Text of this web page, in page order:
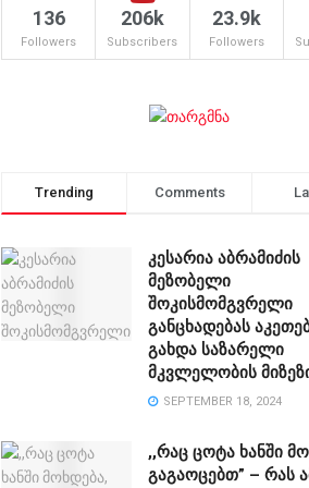
136
Followers
206k
Subscribers
23.9k
Followers
Trending Comments
კესარია აბრამიძის
მეზობელი
შოკისმომგვრელი
განცხადებას
გახდა საზარელი
მკვლელობის
SEPTEMBER 18, 2024
,,რაც ცოტა ხანში
გაგაოცებთ” – რას